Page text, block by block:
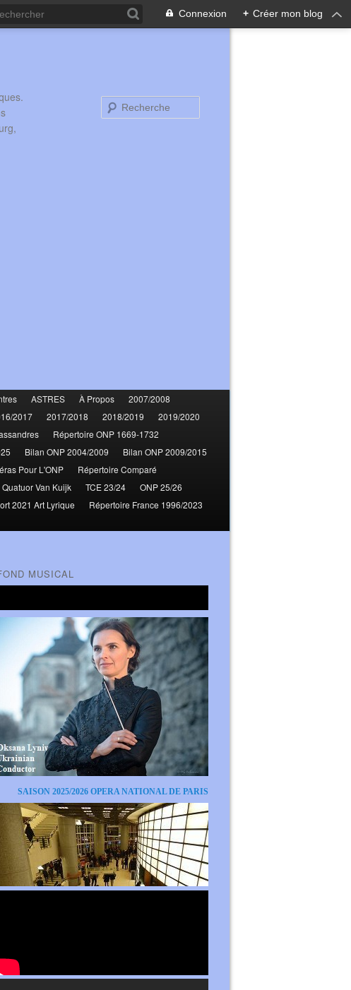
Connexion + Créer mon blog
ASTRES À Propos
2007/2008
2017 2017/2018 2018/2019
2019/2020
Répertoire ONP 1669-1732
Bilan ONP 2004/2009
Bilan ONP 2009/2015
Pour L'ONP
Répertoire Comparé
Quatuor Van Kuijk TCE 23/24
ONP 25/26
2021 Art Lyrique
Répertoire France 1996/2023
MUSICAL
SAISON 2025/2026 OPERA NATIONAL DE PARIS